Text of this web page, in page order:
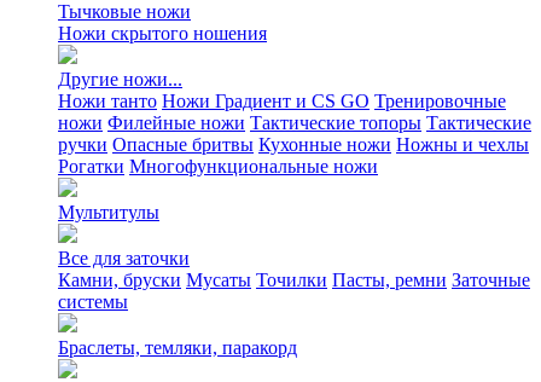
Тычковые ножи
Ножи скрытого ношения
Другие ножи...
Ножи танто Ножи Градиент и CS GO Тренировочные
ножи Филейные ножи Тактические топоры Тактические
ручки Опасные бритвы Кухонные ножи Ножны и чехлы
Рогатки Многофункциональные ножи
Мультитулы
Все для заточки
Камни, бруски Мусаты Точилки Пасты, ремни Заточные
системы
Браслеты, темляки, паракорд